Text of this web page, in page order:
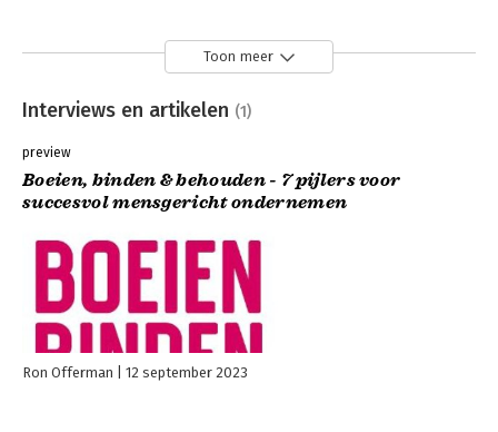
Toon meer
Interviews en artikelen (1)
preview
Boeien, binden & behouden - 7 pijlers voor
succesvol mensgericht ondernemen
Ron Offerman 12 september 2023